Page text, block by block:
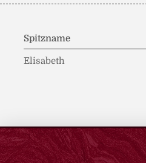
Spitzname
Elisabeth